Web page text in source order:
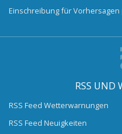
Einschreibung für Vorhersagen
RSS UND
RSS Feed Wetterwarnungen
RSS Feed Neuigkeiten